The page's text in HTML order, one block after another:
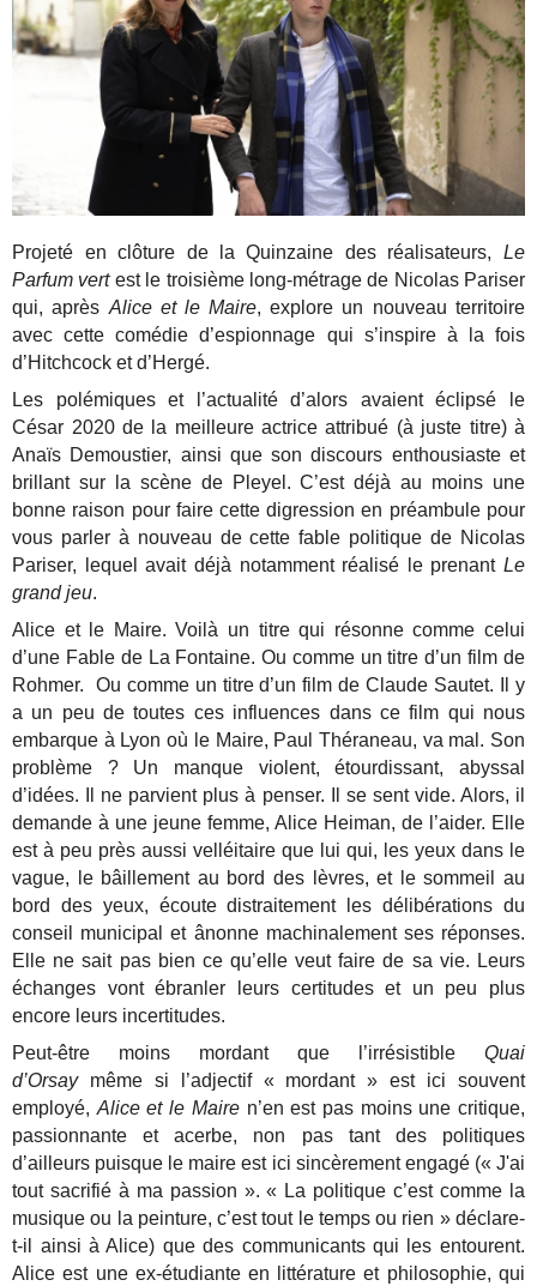
Projeté en clôture de la Quinzaine des réalisateurs, Le
Parfum vert est le troisième long-métrage de Nicolas Pariser
qui, après Alice et le Maire, explore un nouveau territoire
avec cette comédie d’espionnage qui s’inspire à la fois
d’Hitchcock et d’Hergé.
Les polémiques et l’actualité d’alors avaient éclipsé le
César 2020 de la meilleure actrice attribué (à juste titre) à
Anaïs Demoustier, ainsi que son discours enthousiaste et
brillant sur la scène de Pleyel. C’est déjà au moins une
bonne raison pour faire cette digression en préambule pour
vous parler à nouveau de cette fable politique de Nicolas
Pariser, lequel avait déjà notamment réalisé le prenant Le
grand jeu.
Alice et le Maire. Voilà un titre qui résonne comme celui
d’une Fable de La Fontaine. Ou comme un titre d’un film de
Rohmer. Ou comme un titre d’un film de Claude Sautet. Il y
a un peu de toutes ces influences dans ce film qui nous
embarque à Lyon où le Maire, Paul Théraneau, va mal. Son
problème ? Un manque violent, étourdissant, abyssal
d’idées. Il ne parvient plus à penser. Il se sent vide. Alors, il
demande à une jeune femme, Alice Heiman, de l’aider. Elle
est à peu près aussi velléitaire que lui qui, les yeux dans le
vague, le bâillement au bord des lèvres, et le sommeil au
bord des yeux, écoute distraitement les délibérations du
conseil municipal et ânonne machinalement ses réponses.
Elle ne sait pas bien ce qu’elle veut faire de sa vie. Leurs
échanges vont ébranler leurs certitudes et un peu plus
encore leurs incertitudes.
Peut-être moins mordant que l’irrésistible Quai
d’Orsaymême si l’adjectif « mordant » est ici souvent
employé, Alice et le Mairen’en est pas moins une critique,
passionnante et acerbe, non pas tant des politiques
d’ailleurs puisque le maire est ici sincèrement engagé (« J'ai
tout sacrifié à ma passion ». « La politique c’est comme la
musique ou la peinture, c’est tout le temps ou rien » déclare-
t-il ainsi à Alice) que des communicants qui les entourent.
Alice est une ex-étudiante en littérature et philosophie, qui